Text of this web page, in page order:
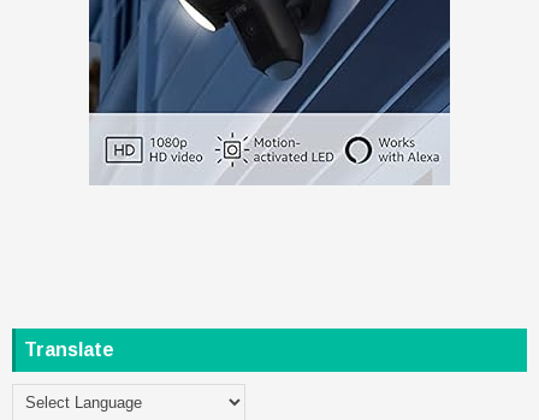
Translate